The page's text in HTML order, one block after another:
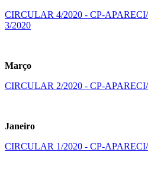
CIRCULAR 4/2020 - CP-
3/2020
Março
CIRCULAR 2/2020 - CP-
Janeiro
CIRCULAR 1/2020 - CP-